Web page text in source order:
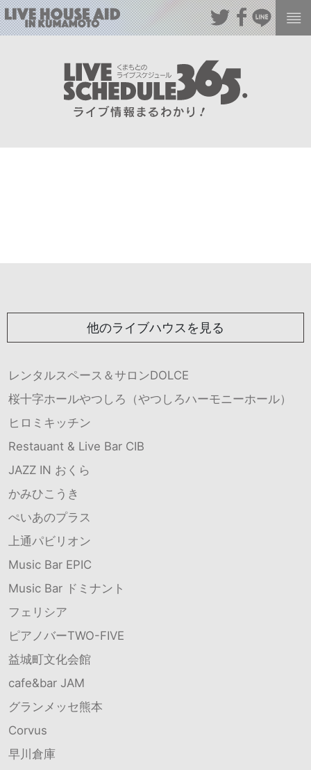
他のライブハウスを見る
レンタルスペース＆サロンDOLCE
桜十字ホールやつしろ（やつしろハーモニーホール）
ヒロミキッチン
Restauant & Live Bar CIB
JAZZ IN おくら
かみひこうき
ぺいあのプラス
上通パビリオン
Music Bar EPIC
Music Bar ドミナント
フェリシア
ピアノバーTWO-FIVE
益城町文化会館
cafe&bar JAM
グランメッセ熊本
Corvus
早川倉庫